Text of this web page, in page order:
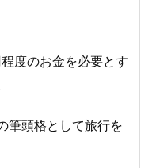
度のお金を必要とす
筆頭格として旅行を